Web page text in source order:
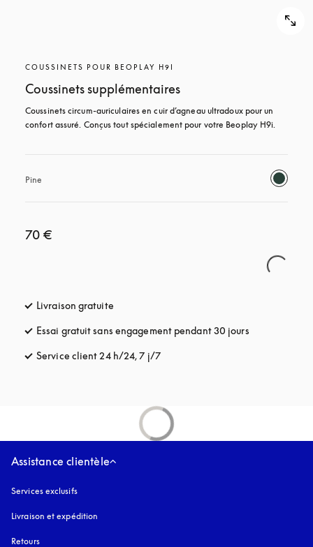
COUSSINETS POUR BEOPLAY H9I
Coussinets supplémentaires
Coussinets circum-auriculaires en cuir d’agneau ultradoux pour un
confort assuré. Conçus tout spécialement pour votre Beoplay H9i.
Pine
70 €
Livraison gratuite
Essai gratuit sans engagement pendant 30 jours
Service client 24 h/24, 7 j/7s’ouvre dans un nouvel onglet
Assistance clientèle
Services exclusifs
Livraison et expédition
Retours